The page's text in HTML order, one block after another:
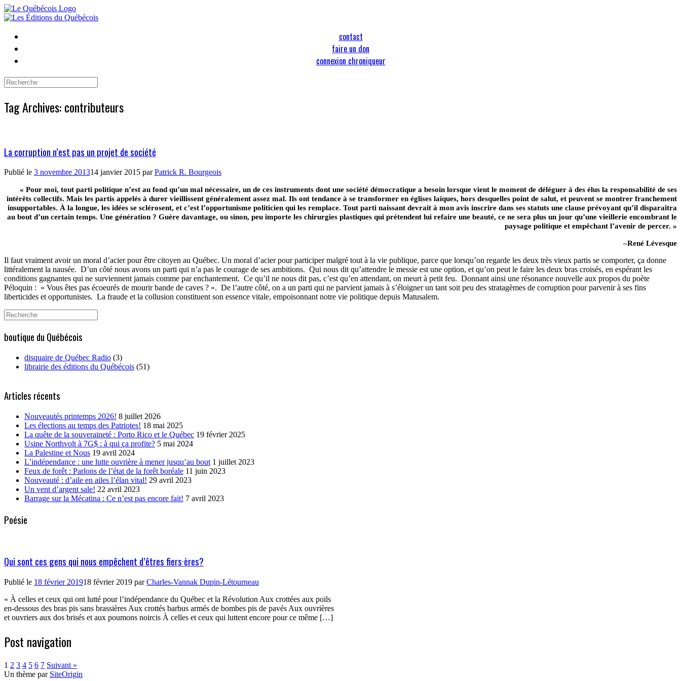
Skip
to
contact
faire un don
connexion chroniqueur
Search
Tag Archives:contributeurs
La corruption n’est pas un projet de société
Publié le 3 novembre 201314 janvier 2015 parPatrick R. Bourgeois
« Pour moi, tout parti politique n’est au fond qu’un mal nécessaire, un de ces instruments dont une société démocratique a besoin lorsque vient le moment de déléguer à des élus la responsabilité de ses
intérêts collectifs. Mais les partis appelés à durer vieillissent généralement assez mal. Ils ont tendance à se transformer en églises laïques, hors desquelles point de salut, et peuvent se montrer franchement
insupportables. À la longue, les idées se sclérosent, et c’est l’opportunisme politicien qui les remplace. Tout parti naissant devrait à mon avis inscrire dans ses statuts une clause prévoyant qu’il disparaîtra
au bout d’un certain temps. Une génération ? Guère davantage, ou sinon, peu importe les chirurgies plastiques qui prétendent lui refaire une beauté, ce ne sera plus un jour qu’une vieillerie encombrant le
paysage politique et empêchant l’avenir de percer. »
–René Lévesque
Il faut vraiment avoir un moral d’acier pour être citoyen au Québec. Un moral d’acier pour participer malgré tout à la vie publique, parce que lorsqu’on regarde les deux très vieux partis se comporter, ça donne
littéralement la nausée. D’un côté nous avons un parti qui n’a pas le courage de ses ambitions. Qui nous dit qu’attendre le messie est une option, et qu’on peut le faire les deux bras croisés, en espérant les
conditions gagnantes qui ne surviennent jamais comme par enchantement. Ce qu’il ne nous dit pas, c’est qu’en attendant, on meurt à petit feu. Donnant ainsi une résonance nouvelle aux propos du poète
Péloquin : « Vous êtes pas écoeurés de mourir bande de caves ? ». De l’autre côté, on a un parti qui ne parvient jamais à s’éloigner un tant soit peu des stratagèmes de corruption pour parvenir à ses fins
liberticides et opportunistes. La fraude et la collusion constituent son essence vitale, empoisonnant notre vie politique depuis Matusalem.
Search
for:
boutique du Québécois
disquaire de Québec Radio (3)
librairie des éditions du Québécois (51)
Articles récents
Nouveautés printemps 2026! 8 juillet 2026
Les élections au temps des Patriotes! 18 mai 2025
La quête de la souveraineté : Porto Rico et le Québec 19 février 2025
Usine Northvolt à 7G$ : à qui ça profite? 5 mai 2024
La Palestine et Nous 19 avril 2024
L’indépendance : une lutte ouvrière à mener jusqu’au bout 1 juillet 2023
Feux de forêt : Parlons de l’état de la forêt boréale 11 juin 2023
Nouveauté : d’aile en ailes l’élan vital! 29 avril 2023
Un vent d’argent sale! 22 avril 2023
Barrage sur la Mécatina : Ce n’est pas encore fait! 7 avril 2023
Poésie
Qui sont ces gens qui nous empêchent d’êtres fiers·ères?
Publié le 18 février 201918 février 2019 parCharles-Vannak Dupin-Létourneau
« À celles et ceux qui ont lutté pour l’indépendance du Québec et la Révolution Aux crottées aux poils
en-dessous des bras pis sans brassières Aux crottés barbus armés de bombes pis de pavés Aux ouvrières
et ouvriers aux dos brisés et aux poumons noircis À celles et ceux qui luttent encore pour ce même […]
Post navigation
1 2 3 4 5 6 7 Suivant »
Un thème par SiteOrigin